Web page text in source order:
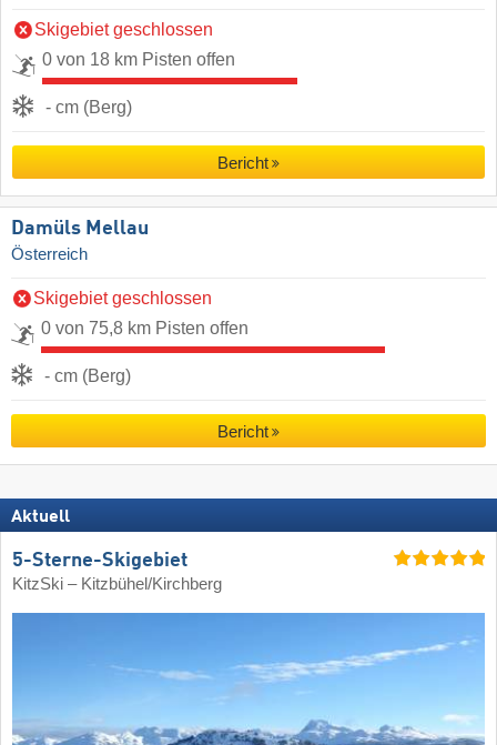
Skigebiet geschlossen
0 von 18 km Pisten offen
- cm (Berg)
Bericht
Damüls Mellau
Österreich
Skigebiet geschlossen
0 von 75,8 km Pisten offen
- cm (Berg)
Bericht
Aktuell
5-Sterne-Skigebiet
KitzSki – Kitzbühel/​Kirchberg